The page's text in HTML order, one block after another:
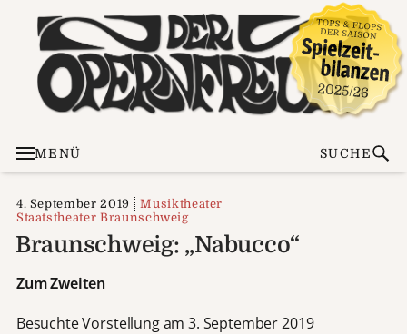
MENÜ SUCHE
4. September 2019
Musiktheater
Staatstheater Braunschweig
Braunschweig: „Nabucco“
Zum Zweiten
Besuchte Vorstellung am 3. September 2019